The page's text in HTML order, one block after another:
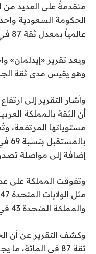
متقدمةً على العديد
الحكومة السعودية
عالمياً بمعدل ثقة 87 في المائة، والأولى عالمياً.
ويعد تقرير «إيدلمان»
وهو يقيس مدى ثقة
وأشار التقرير إلى
أن الثقة بالمملكة
مستوياتها المرتفعة،
إضافة إلى مواصلة
وتفوقت المملكة على
والمملكة المتحدة 43 في المائة.
وكشف التقرير عن أن
ثقة 87 في